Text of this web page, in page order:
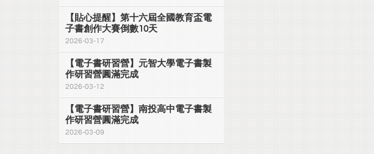
【貼心提醒】第十六屆全國教育盃電
子書創作大賽倒數10天
2026-03-17
【電子書研習營】元智大學電子書製
作研習營圓滿完成
2026-03-12
【電子書研習營】南投高中電子書製
作研習營圓滿完成
2026-03-09